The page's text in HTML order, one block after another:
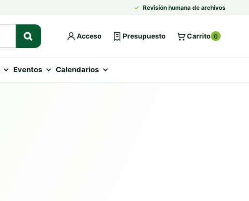
✓ Revisión humana de archivos
Acceso Presupuesto Carrito 0
Eventos Calendarios